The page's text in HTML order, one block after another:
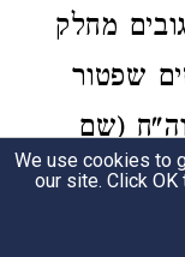
מחלק
שפטור
(שם
שאף
השור
We use cookies to
our site. Click